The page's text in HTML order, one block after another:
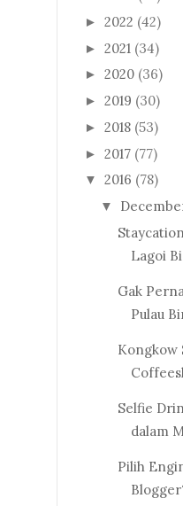
► 2022 (42)
► 2021 (34)
► 2020 (36)
► 2019 (30)
► 2018 (53)
► 2017 (77)
▼ 2016 (78)
▼
Lagoi
Gak
Pulau
Kongkow
Selfie
dalam
Pilih